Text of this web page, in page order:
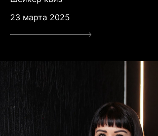
23 марта 2025